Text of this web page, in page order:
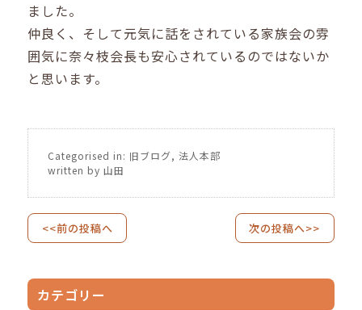
ました。
仲良く、そして元気に話をされている家族会の雰
囲気に奈々枝会長も安心されているのではないか
と思います。
Categorised in: 旧ブログ,法人本部
written by 山田
<<前の投稿へ 次の投稿へ>>
カテゴリー